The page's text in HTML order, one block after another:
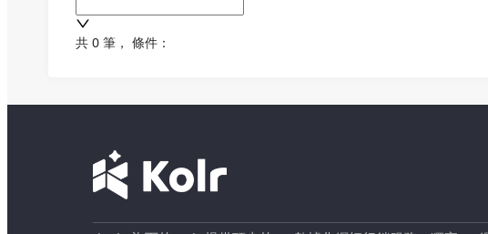
共 0 筆 ， 條件：